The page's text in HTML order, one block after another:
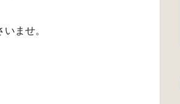
ませ。